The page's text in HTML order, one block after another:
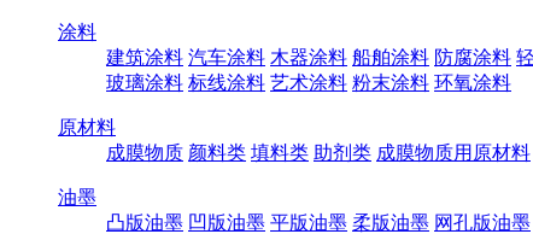
涂料
建筑涂料 汽车涂料 木器涂料 船舶涂料 防腐涂料
玻璃涂料 标线涂料 艺术涂料 粉末涂料 环氧涂料
原材料
成膜物质 颜料类 填料类 助剂类 成膜物质用原材料
油墨
凸版油墨 凹版油墨 平版油墨 柔版油墨 网孔版油墨